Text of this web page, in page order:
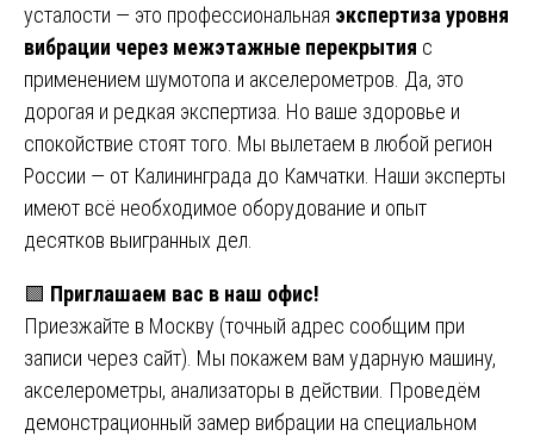
усталости — это профессиональная экспертиза уровня
вибрации через межэтажные перекрытия с
применением шумотопа и акселерометров. Да, это
дорогая и редкая экспертиза. Но ваше здоровье и
спокойствие стоят того. Мы вылетаем в любой регион
России — от Калининграда до Камчатки. Наши эксперты
имеют всё необходимое оборудование и опыт
десятков выигранных дел.
🟩 Приглашаем вас в наш офис!
Приезжайте в Москву (точный адрес сообщим при
записи через сайт). Мы покажем вам ударную машину,
акселерометры, анализаторы в действии. Проведём
демонстрационный замер вибрации на специальном